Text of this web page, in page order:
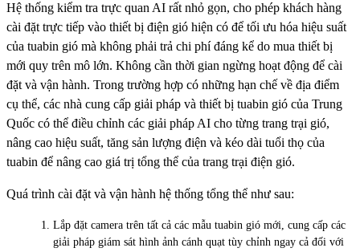
Hệ thống kiểm tra trực quan AI rất nhỏ gọn, cho phép khách hàng
cài đặt trực tiếp vào thiết bị điện gió hiện có để tối ưu hóa hiệu suất
của tuabin gió mà không phải trả chi phí đáng kể do mua thiết bị
mới quy trên mô lớn. Không cần thời gian ngừng hoạt động để cài
đặt và vận hành. Trong trường hợp có những hạn chế về địa điểm
cụ thể, các nhà cung cấp giải pháp và thiết bị tuabin gió của Trung
Quốc có thể điều chỉnh các giải pháp AI cho từng trang trại gió,
nâng cao hiệu suất, tăng sản lượng điện và kéo dài tuổi thọ của
tuabin để nâng cao giá trị tổng thể của trang trại điện gió.
Quá trình cài đặt và vận hành hệ thống tổng thể như sau:
Lắp đặt camera trên tất cả các mẫu tuabin gió mới, cung cấp các
giải pháp giám sát hình ảnh cánh quạt tùy chỉnh ngay cả đối với